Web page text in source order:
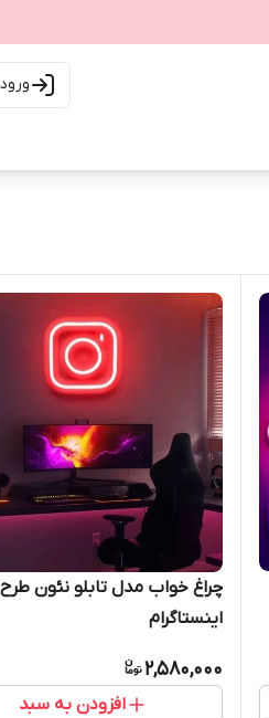
چراغ خواب مدل تابلو نئون طرح
اینستاگرام
2,580,000
افزودن به سبد